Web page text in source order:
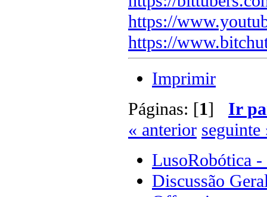
https://
https://
Imprimir
Páginas: [1] Ir
« anterior seguinte
LusoRobótica -
Discussão